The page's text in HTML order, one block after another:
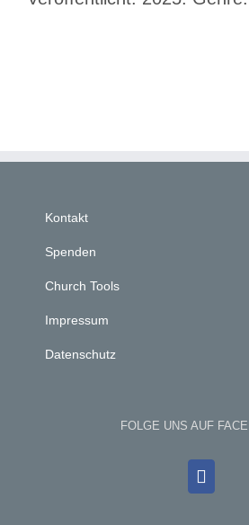
Kontakt
Spenden
Church Tools
Impressum
Datenschutz
FOLGE UNS AUF